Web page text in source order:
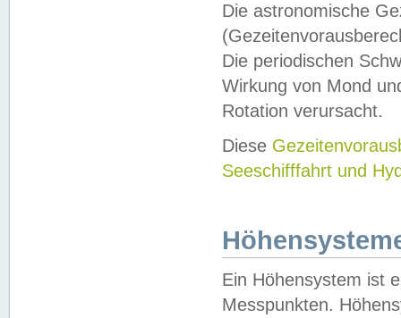
Die astronomische
Die periodischen
Wirkung von Mond
Rotation verursacht.
Diese
Seeschifffahrt und
Ein Höhensystem ist
Messpunkten.